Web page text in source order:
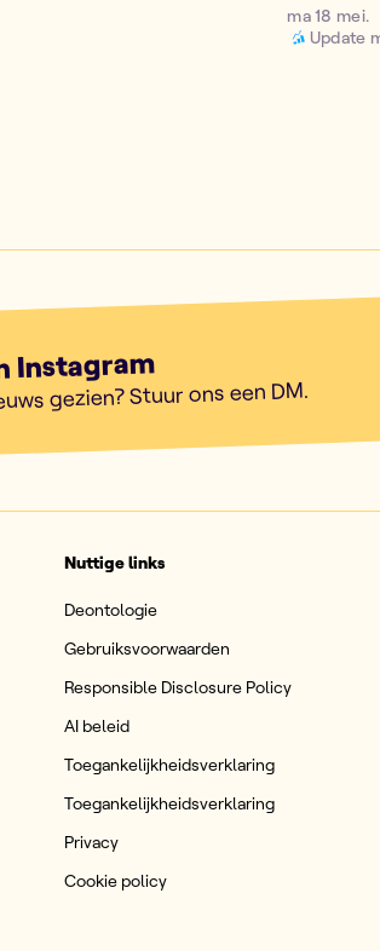
ma 18 mei.
Update
Instagram
gezien? Stuur ons een DM.
Nuttige links
Deontologie
Gebruiksvoorwaarden
Responsible Disclosure Policy
AI beleid
Toegankelijkheidsverklaring
Toegankelijkheidsverklaring
Privacy
Cookie policy